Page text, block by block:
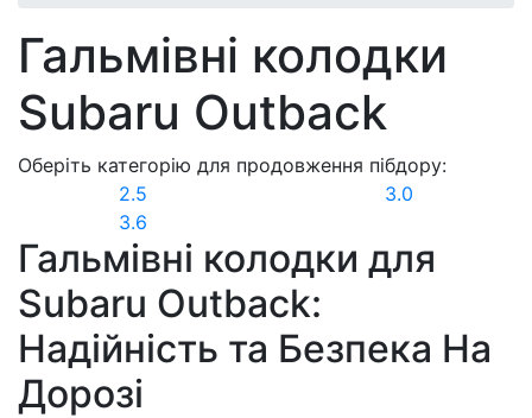
Гальмівні колодки
Subaru Outback
Оберіть категорію для продовження пібдору:
2.5
3.0
3.6
Гальмівні колодки для
Subaru Outback:
Надійність та Безпека На
Дорозі